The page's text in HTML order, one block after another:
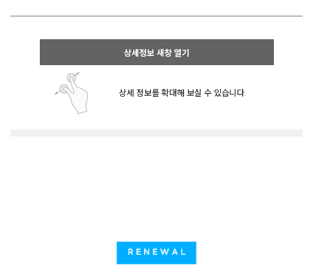
상세정보 새창 열기
상세 정보를 확대해 보실 수 있습니다.